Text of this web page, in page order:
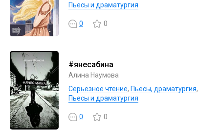
Пьесы и драматургия
0 0
#янесабина
Алина Наумова
Серьезное чтение, Пьесы, драматургия,
Пьесы и драматургия
0 0